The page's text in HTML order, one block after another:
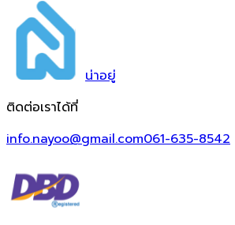
น่าอยู่
ติดต่อเราได้ที่
info.nayoo@gmail.com061-635-8542